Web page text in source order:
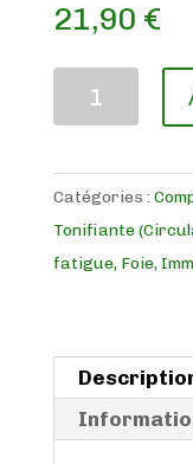
21,90 €
quantité
Catégories :
Tonifiante
fatigue, Foie,